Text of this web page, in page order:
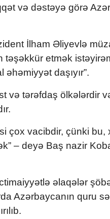
və dəstəyə görə
İlham Əliyevlə
təşəkkür etmək
daşıyır”.
və tərəfdaş ölkələrdir
çox vacibdir, çünki bu,
– deyə Baş nazir
əlaqələr
Azərbaycanın quru